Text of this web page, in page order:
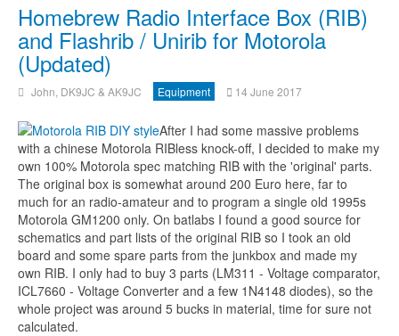
Homebrew Radio Interface Box (RIB)
and Flashrib / Unirib for Motorola
(Updated)
John, DK9JC & AK9JC Equipment 14 June 2017
After I had some massive problems
with a chinese Motorola RIBless knock-off, I decided to make my
own 100% Motorola spec matching RIB with the 'original' parts.
The original box is somewhat around 200 Euro here, far to
much for an radio-amateur and to program a single old 1995s
Motorola GM1200 only. On batlabs I found a good source for
schematics and part lists of the original RIB so I took an old
board and some spare parts from the junkbox and made my
own RIB. I only had to buy 3 parts (LM311 - Voltage comparator,
ICL7660 - Voltage Converter and a few 1N4148 diodes), so the
whole project was around 5 bucks in material, time for sure not
calculated.